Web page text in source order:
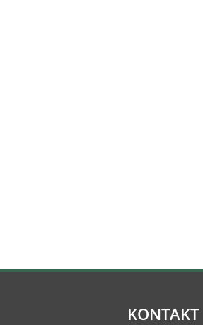
KONTAKT